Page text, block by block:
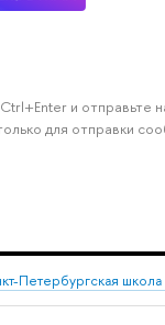
и отправьте
для отправки
Петербургская школа